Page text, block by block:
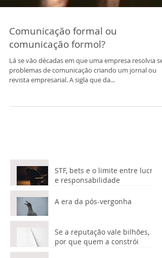
Comunicação formal ou
comunicação formol?
Lá se vão décadas em que uma empresa resolvia
revista empresarial. A sigla que da...
e responsabilidade
A era da pós-vergonha